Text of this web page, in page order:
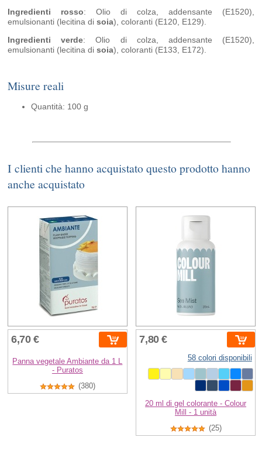
Ingredienti rosso: Olio di colza, addensante (E1520),
emulsionanti (lecitina disoia), coloranti (E120, E129).
Ingredienti verde: Olio di colza, addensante (E1520),
emulsionanti (lecitina disoia), coloranti (E133, E172).
Misure reali
Quantità: 100 g
I clienti che hanno acquistato questo prodotto hanno
anche acquistato
6,70 €
Panna vegetale Ambiante da 1 L
- Puratos
(380)
7,80 €
58 colori disponibili
20 ml di gel colorante - Colour
Mill - 1 unità
(25)